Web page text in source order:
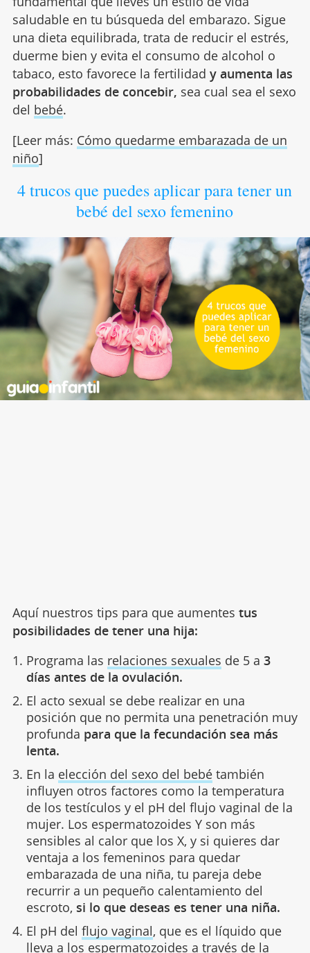
saludable en tu búsqueda del embarazo. Sigue
una dieta equilibrada, trata de reducir el estrés,
duerme bien y evita el consumo de alcohol o
tabaco, esto favorece la fertilidad y aumenta las
probabilidades de concebir, sea cual sea el sexo
del bebé.
[Leer más: Cómo quedarme embarazada de un
niño]
4 trucos que puedes aplicar para tener un
bebé del sexo femenino
Aquí nuestros tips para que aumentes tus
posibilidades de tener una hija:
Programa las relaciones sexuales de 5 a 3
días antes de la ovulación.
El acto sexual se debe realizar en una
posición que no permita una penetración muy
profunda para que la fecundación sea más
lenta.
En la elección del sexo del bebétambién
influyen otros factores como la temperatura
de los testículos y el pH del flujo vaginal de la
mujer. Los espermatozoides Y son más
sensibles al calor que los X, y si quieres dar
ventaja a los femeninos para quedar
embarazada de una niña, tu pareja debe
recurrir a un pequeño calentamiento del
escroto, si lo que deseas es tener una niña.
El pH del flujo vaginal, que es el líquido que
lleva a los espermatozoides a través de la